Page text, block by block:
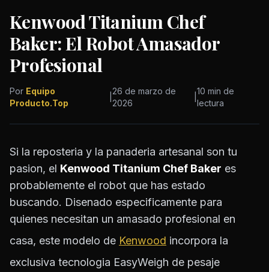
Kenwood Titanium Chef
Baker: El Robot Amasador
Profesional
Por Equipo
Producto.Top
|
26 de marzo de
2026
10 min de
lectura
Si la reposteria y la panaderia artesanal son tu
pasion, el Kenwood Titanium Chef Baker es
probablemente el robot que has estado
buscando. Disenado especificamente para
quienes necesitan un amasado profesional en
casa, este modelo de Kenwood incorpora la
exclusiva tecnologia EasyWeigh de pesaje